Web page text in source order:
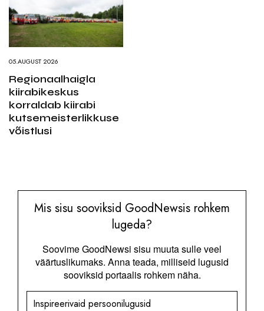
05.AUGUST 2026
Regionaalhaigla
kiirabikeskus
korraldab kiirabi
kutsemeisterlikkuse
võistlusi
Mis sisu sooviksid GoodNewsis rohkem
lugeda?
Soovime GoodNewsi sisu muuta sulle veel
väärtuslikumaks. Anna teada, milliseid lugusid
sooviksid portaalis rohkem näha.
Inspireerivaid persoonilugusid